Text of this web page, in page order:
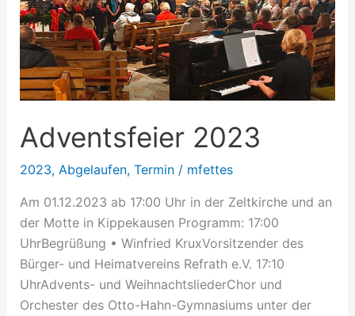
Adventsfeier 2023
2023, Abgelaufen, Termin/ mfettes
Am 01.12.2023 ab 17:00 Uhr in der Zeltkirche und an
der Motte in Kippekausen Programm: 17:00
UhrBegrüßung • Winfried KruxVorsitzender des
Bürger- und Heimatvereins Refrath e.V. 17:10
UhrAdvents- und WeihnachtsliederChor und
Orchester des Otto-Hahn-Gymnasiums unter der